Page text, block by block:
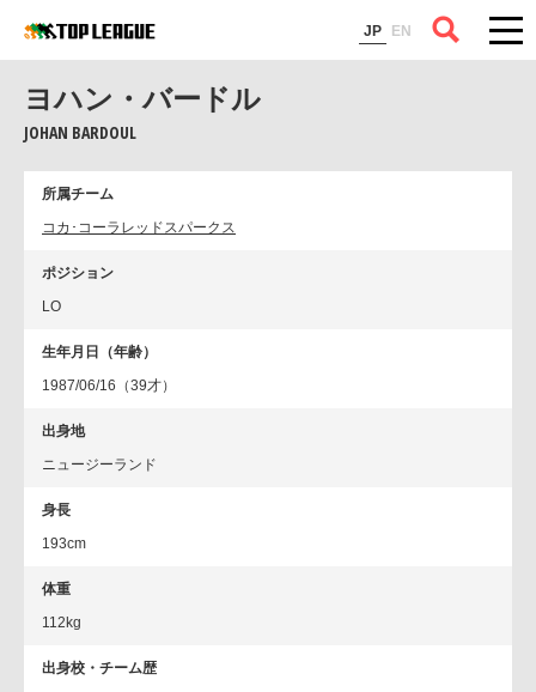
JP EN
コラム
ヨハン・バードル
JOHAN BARDOUL
所属チーム
コカ･コーラレッドスパークス
ポジション
LO
生年月日（年齢）
1987/06/16（39才）
出身地
ニュージーランド
身長
193cm
体重
112kg
出身校・チーム歴